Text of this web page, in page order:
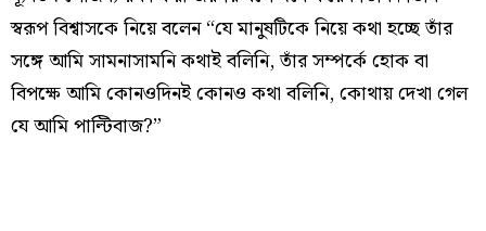
স্বরূপ বিশ্বাসকে নিয়ে বলেন “যে মানুষটিকে নিয়ে কথা হচ্ছে তাঁর
সঙ্গে আমি সামনাসামনি কথাই বলিনি, তাঁর সম্পর্কে হোক বা
বিপক্ষে আমি কোনওদিনই কোনও কথা বলিনি, কোথায় দেখা গেল
যে আমি পাল্টিবাজ?”